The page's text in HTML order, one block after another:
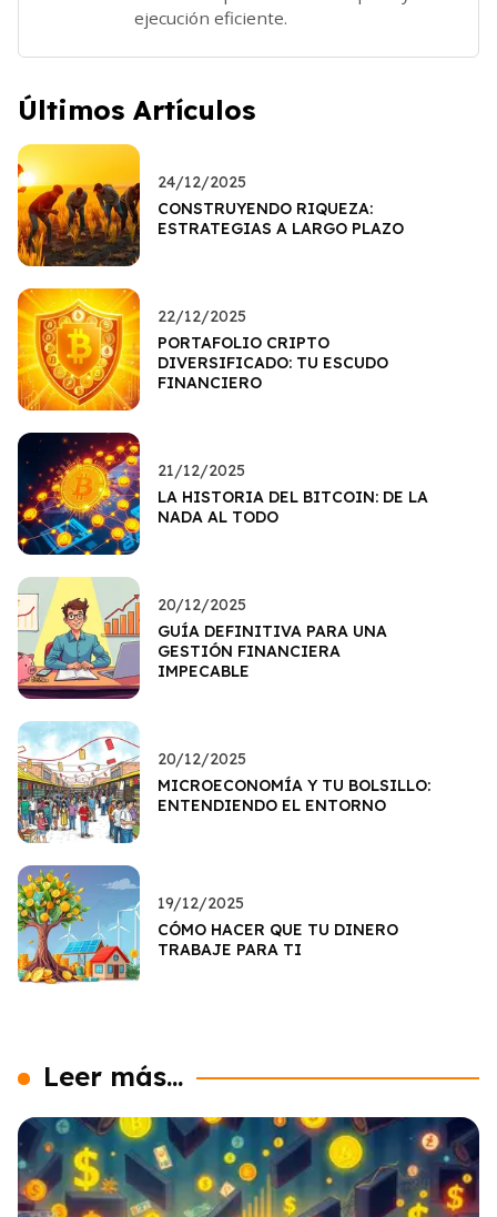
ejecución eficiente.
Últimos Artículos
24/12/2025
CONSTRUYENDO RIQUEZA:
ESTRATEGIAS A LARGO PLAZO
22/12/2025
PORTAFOLIO CRIPTO
DIVERSIFICADO: TU ESCUDO
FINANCIERO
21/12/2025
LA HISTORIA DEL BITCOIN: DE LA
NADA AL TODO
20/12/2025
GUÍA DEFINITIVA PARA UNA
GESTIÓN FINANCIERA
IMPECABLE
20/12/2025
MICROECONOMÍA Y TU BOLSILLO:
ENTENDIENDO EL ENTORNO
19/12/2025
CÓMO HACER QUE TU DINERO
TRABAJE PARA TI
Leer más...